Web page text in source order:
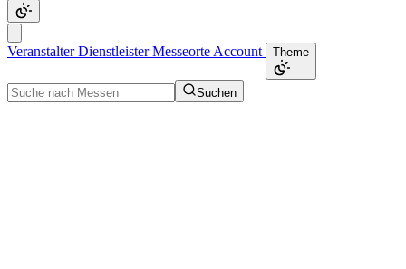
VeranstalterDienstleisterMesseorte Account Theme
Suchen